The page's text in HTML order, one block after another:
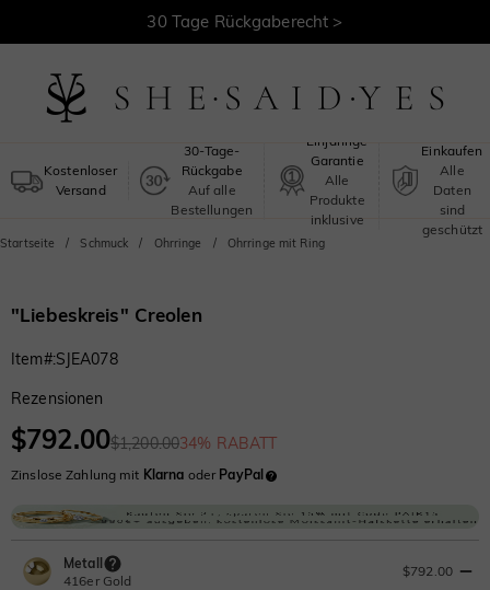
30 Tage Rückgaberecht >
Kostenloser
Versand
30-Tage-
Rückgabe
Auf alle
Bestellungen
Einjährige
Garantie
Alle
Produkte
inklusive
Einkaufen
Alle
Daten
sind
geschützt
Startseite Schmuck Ohrringe Ohrringe mit Ring
"Liebeskreis" Creolen
Item#:SJEA078
Rezensionen
$792.00$1,200.0034% RABATT
Zinslose Zahlung mit Klarna oder PayPal
Metall
416er Gold
$792.00